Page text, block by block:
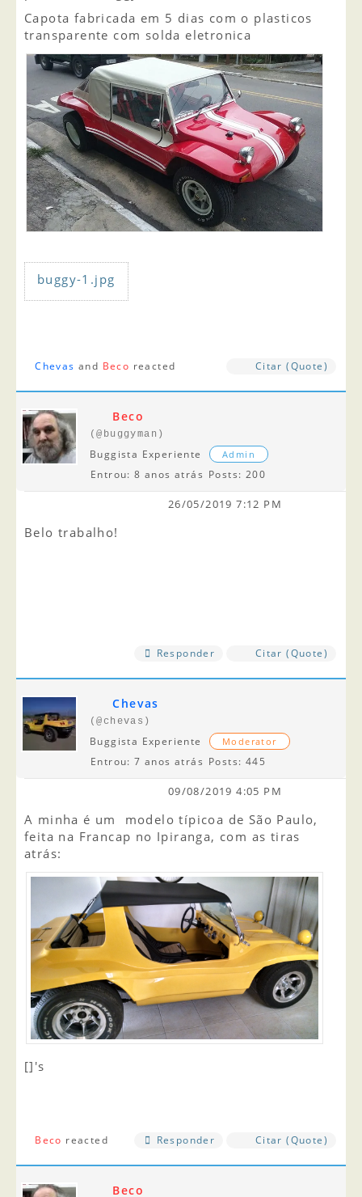
Capota fabricada em 5 dias com o plasticos
transparente com solda eletronica
buggy-1.jpg
Chevas and Beco reacted Citar (Quote)
Beco
(@buggyman)
Buggista Experiente Admin
Entrou: 8 anos atrás Posts: 200
26/05/2019 7:12 PM
Belo trabalho!
Responder Citar (Quote)
Chevas
(@chevas)
Buggista Experiente Moderator
Entrou: 7 anos atrás Posts: 445
09/08/2019 4:05 PM
A minha é um modelo típicoa de São Paulo,
feita na Francap no Ipiranga, com as tiras
atrás:
[]'s
Beco reacted Responder Citar (Quote)
Beco